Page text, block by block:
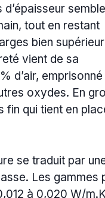
semble
tout en restant
bien
vient de sa
d’air,
oxydes. En
fin qui tient en
se traduit par
Les gammes
à 0,020 W/